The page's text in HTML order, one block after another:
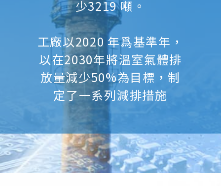
少3219 噸。
工廠以2020 年爲基準年，
以在2030年將溫室氣體排
放量減少50%為目標，制
定了一系列減排措施